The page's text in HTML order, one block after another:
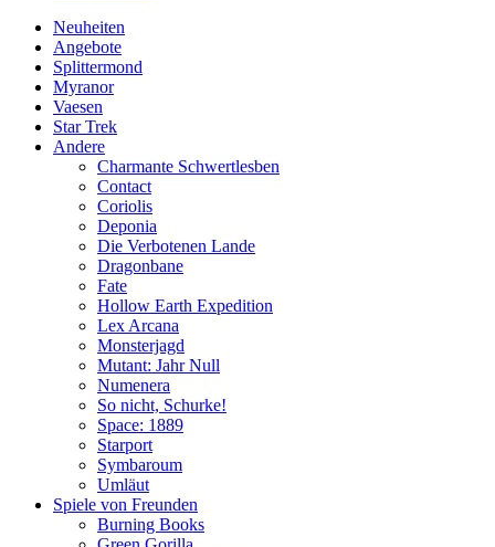
Neuheiten
Angebote
Splittermond
Myranor
Vaesen
Star Trek
Andere
Charmante Schwertlesben
Contact
Coriolis
Deponia
Die Verbotenen Lande
Dragonbane
Fate
Hollow Earth Expedition
Lex Arcana
Monsterjagd
Mutant: Jahr Null
Numenera
So nicht, Schurke!
Space: 1889
Starport
Symbaroum
Umläut
Spiele von Freunden
Burning Books